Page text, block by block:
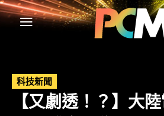
科技新聞
【又劇透！？】大